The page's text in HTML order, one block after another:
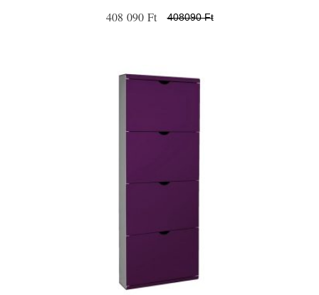
408 090 Ft 408090 Ft